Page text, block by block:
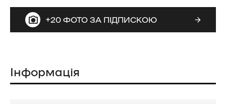
+20 ФОТО ЗА ПІДПИСКОЮ
Інформація